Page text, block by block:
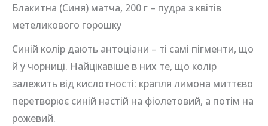
Блакитна (Синя) матча, 200 г – пудра з квітів
метеликового горошку
Синій колір дають антоціани – ті самі пігменти, що
й у чорниці. Найцікавіше в них те, що колір
залежить від кислотності: крапля лимона миттєво
перетворює синій настій на фіолетовий, а потім на
рожевий.